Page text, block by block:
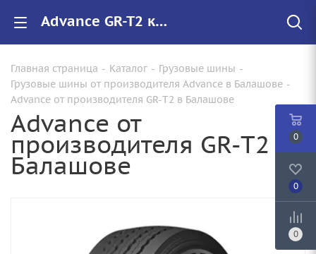
Advance GR-T2 купить в Балашове, цены на резину GR-T2 для грузовиков
Главная страница - Каталог - Грузовые шины -
Грузовые шины от производителя Advance в Балашове -
Advance от производителя GR-T2 в Балашове
Advance от
производителя GR-T2 в
Балашове
0
0
0